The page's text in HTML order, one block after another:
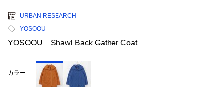
URBAN RESEARCH
YOSOOU
YOSOOU Shawl Back Gather Coat
カラー